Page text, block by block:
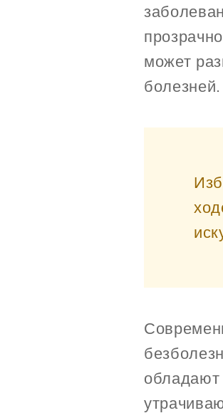
может
болезней.
обладают